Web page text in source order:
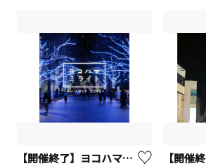
【開催終了】ヨコハマミライト2025 ～みらいを照らす、光のまち～